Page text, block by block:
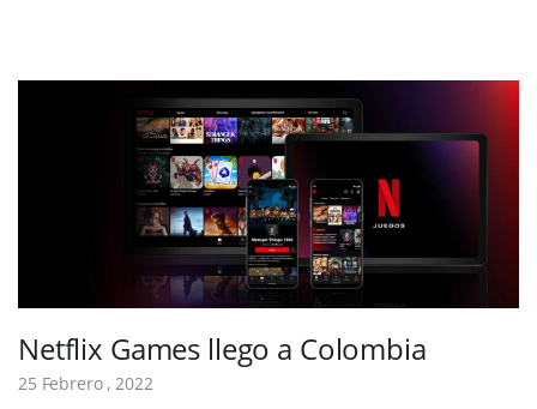
Netflix Games llego a Colombia
25 Febrero , 2022